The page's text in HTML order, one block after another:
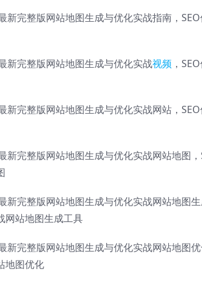
新完整版网站地图生成与优化实战指南，
新完整版网站地图生成与优化实战视频 ，
新完整版网站地图生成与优化实战网站，
新完整版网站地图生成与优化实战网站地图
新完整版网站地图生成与优化实战网站地图
网站地图生成工具
新完整版网站地图生成与优化实战网站地图
地图优化